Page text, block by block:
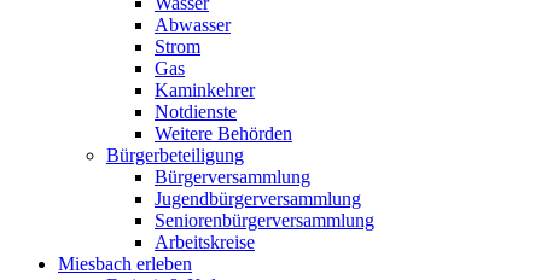
Abwasser
Strom
Gas
Kaminkehrer
Notdienste
Weitere Behörden
Bürgerbeteiligung
Bürgerversammlung
Jugendbürgerversammlung
Seniorenbürgerversammlung
Arbeitskreise
Miesbach erleben